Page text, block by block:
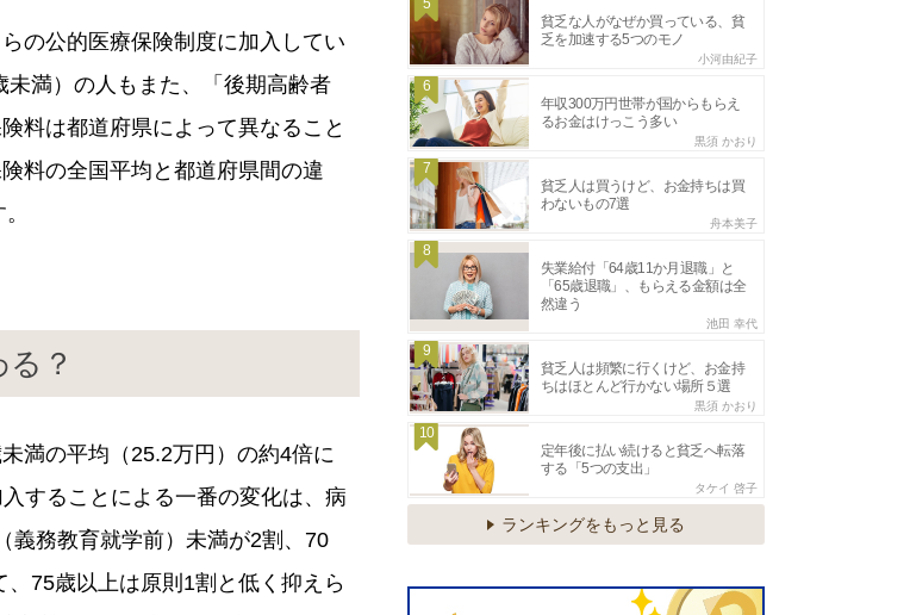
の公的医療保険制度に加入してい
満）の人もまた、「後期高齢者
料は都道府県によって異なること
料の全国平均と都道府県間の違
？
満の平均（25.2万円）の約4倍に
することによる一番の変化は、病
義務教育就学前）未満が2割、70
75歳以上は原則1割と低く抑えら
5
貧乏な人がなぜか買っている、貧
乏を加速する5つのモノ
小河由紀子
6
年収300万円世帯が国からもらえ
るお金はけっこう多い
黒須 かおり
7
貧乏人は買うけど、お金持ちは買
わないもの7選
舟本美子
8
失業給付「64歳11か月退職」と
「65歳退職」、もらえる金額は全
然違う
池田 幸代
9
貧乏人は頻繁に行くけど、お金持
ちはほとんど行かない場所５選
黒須 かおり
10
定年後に払い続けると貧乏へ転落
する「5つの支出」
タケイ 啓子
ランキングをもっと見る